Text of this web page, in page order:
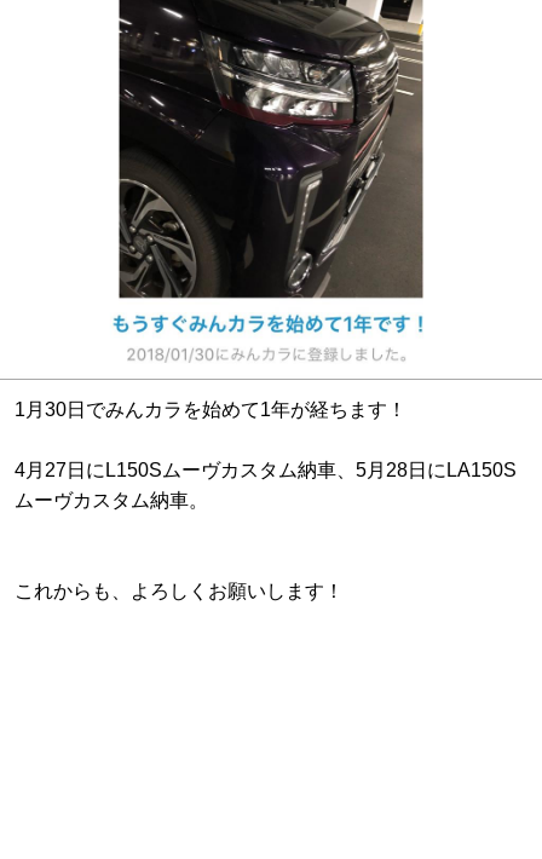
1月30日でみんカラを始めて1年が経ちます！
4月27日にL150Sムーヴカスタム納車、5月28日にLA150S
ムーヴカスタム納車。
これからも、よろしくお願いします！